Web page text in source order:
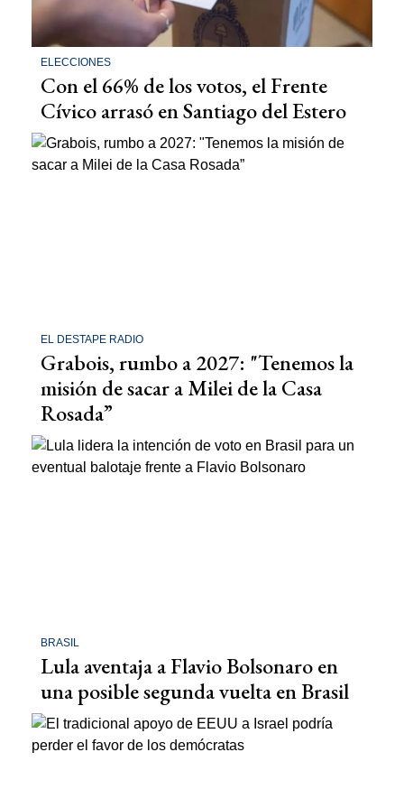
ELECCIONES
Con el 66% de los votos, el Frente
Cívico arrasó en Santiago del Estero
EL DESTAPE RADIO
Grabois, rumbo a 2027: "Tenemos la
misión de sacar a Milei de la Casa
Rosada”
BRASIL
Lula aventaja a Flavio Bolsonaro en
una posible segunda vuelta en Brasil